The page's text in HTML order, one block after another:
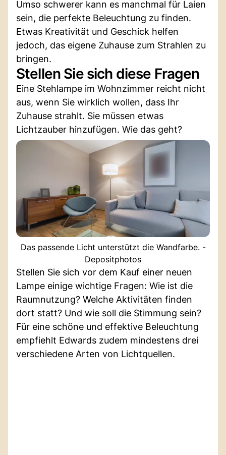
Umso schwerer kann es manchmal für Laien
sein, die perfekte Beleuchtung zu finden.
Etwas Kreativität und Geschick helfen
jedoch, das eigene Zuhause zum Strahlen zu
bringen.
Stellen Sie sich diese Fragen
Eine Stehlampe im Wohnzimmer reicht nicht
aus, wenn Sie wirklich wollen, dass Ihr
Zuhause strahlt. Sie müssen etwas
Lichtzauber hinzufügen. Wie das geht?
Das passende Licht unterstützt die Wandfarbe. -
Depositphotos
Stellen Sie sich vor dem Kauf einer neuen
Lampe einige wichtige Fragen: Wie ist die
Raumnutzung? Welche Aktivitäten finden
dort statt? Und wie soll die Stimmung sein?
Für eine schöne und effektive Beleuchtung
empfiehlt Edwards zudem mindestens drei
verschiedene Arten von Lichtquellen.